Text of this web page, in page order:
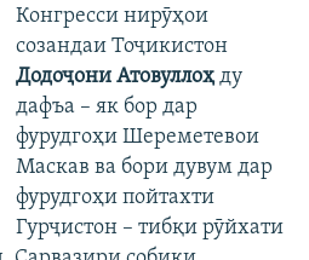
Конгресси нирӯҳои
созандаи Тоҷикистон
Додоҷони Атовуллоҳду
дафъа – як бор дар
фурудгоҳи Шереметевои
Маскав ва бори дувум дар
фурудгоҳи пойтахти
Гурҷистон – тибқи рӯйхати